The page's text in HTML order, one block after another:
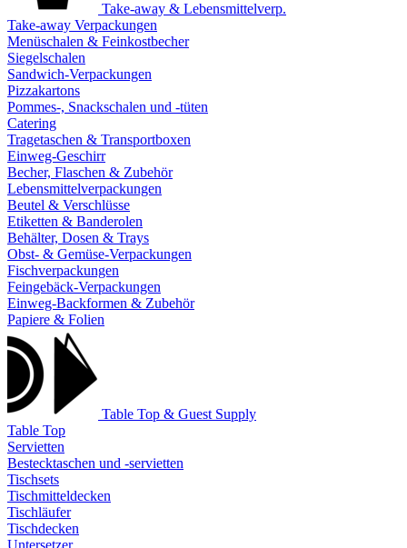
Take-away & Lebensmittelverp.
Take-away Verpackungen
Menüschalen & Feinkostbecher
Siegelschalen
Sandwich-Verpackungen
Pizzakartons
Pommes-, Snackschalen und -tüten
Catering
Tragetaschen & Transportboxen
Einweg-Geschirr
Becher, Flaschen & Zubehör
Lebensmittelverpackungen
Beutel & Verschlüsse
Etiketten & Banderolen
Behälter, Dosen & Trays
Obst- & Gemüse-Verpackungen
Fischverpackungen
Feingebäck-Verpackungen
Einweg-Backformen & Zubehör
Papiere & Folien
Table Top & Guest Supply
Table Top
Servietten
Bestecktaschen und -servietten
Tischsets
Tischmitteldecken
Tischläufer
Tischdecken